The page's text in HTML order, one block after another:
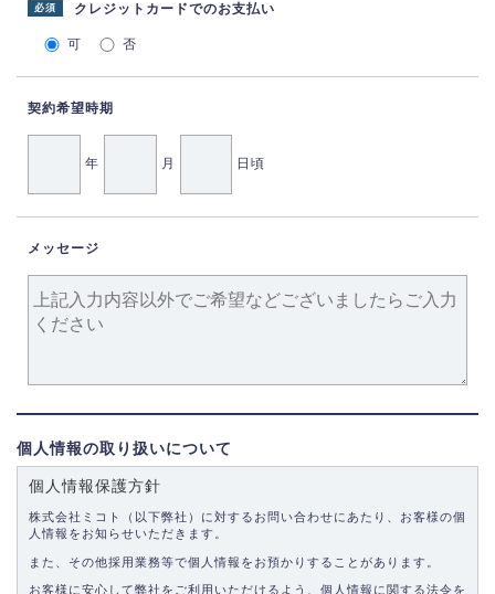
クレジットカードでのお支払い
必須
可 否
契約希望時期
年 月 日頃
メッセージ
個人情報の取り扱いについて
個人情報保護方針
株式会社ミコト（以下弊社）に対するお問い合わせにあたり、お客様の個
人情報をお知らせいただきます。
また、その他採用業務等で個人情報をお預かりすることがあります。
お客様に安心して弊社をご利用いただけるよう、個人情報に関する法令を